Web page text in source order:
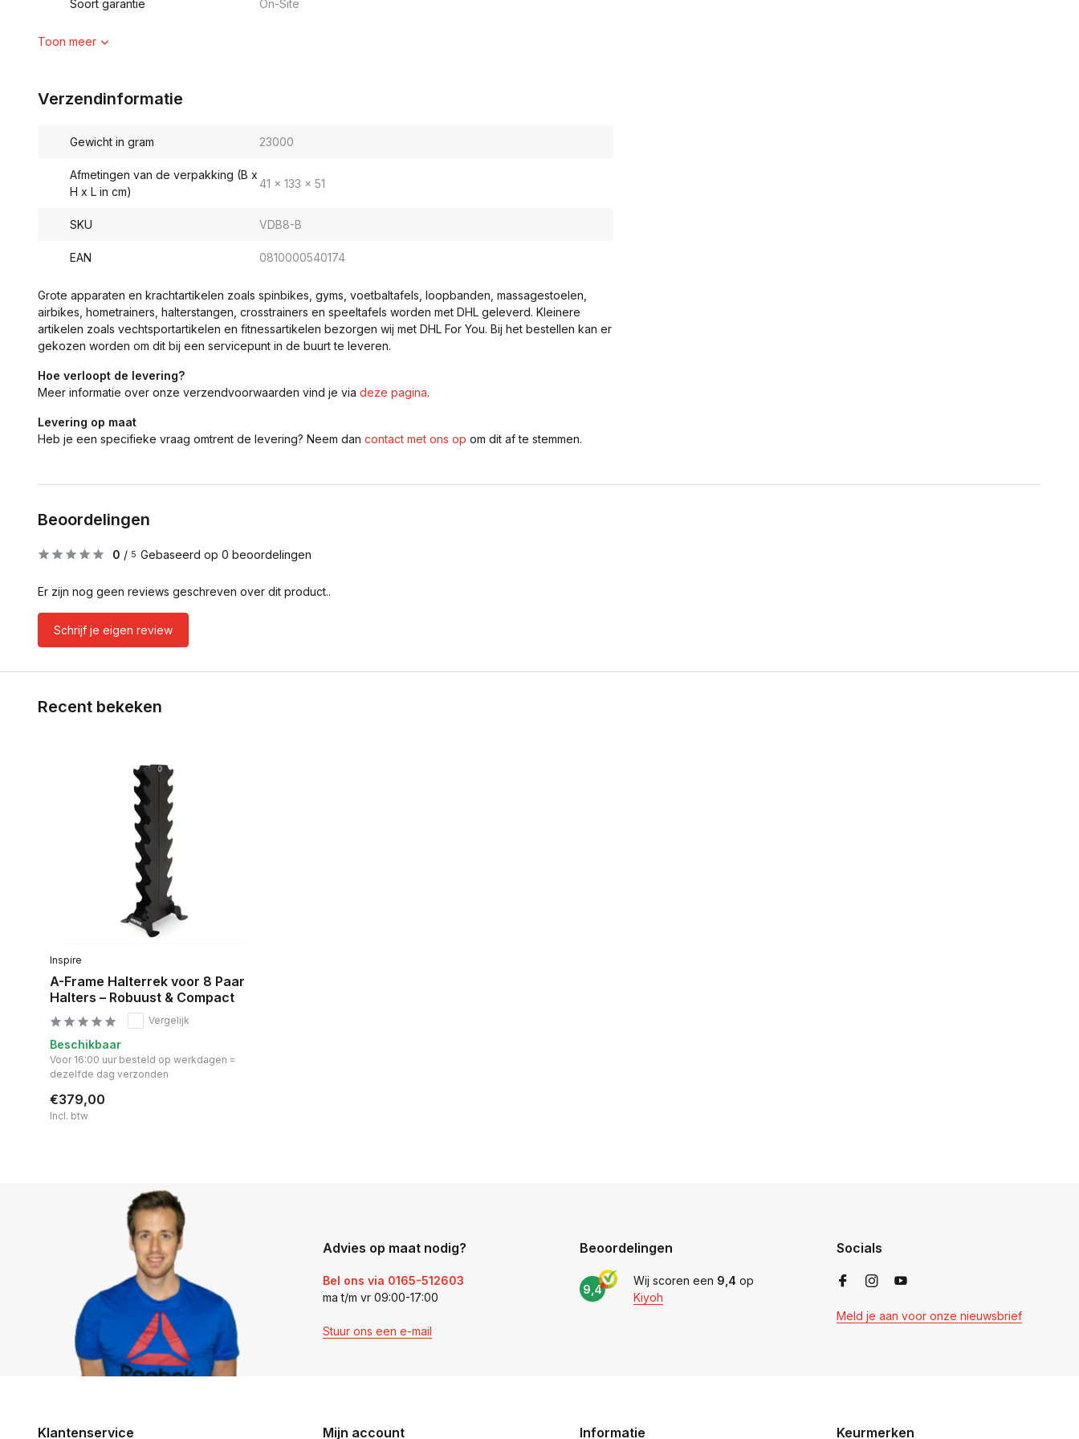
Soort garantie On-Site
Toon meer
Verzendinformatie
Gewicht in gram 23000
Afmetingen van de verpakking (B x
H x L in cm)
41 x 133 x 51
SKU VDB8-B
EAN 0810000540174
Grote apparaten en krachtartikelen zoals spinbikes, gyms, voetbaltafels, loopbanden, massagestoelen,
airbikes, hometrainers, halterstangen, crosstrainers en speeltafels worden met DHL geleverd. Kleinere
artikelen zoals vechtsportartikelen en fitnessartikelen bezorgen wij met DHL For You. Bij het bestellen kan er
gekozen worden om dit bij een servicepunt in de buurt te leveren.
Hoe verloopt de levering?
Meer informatie over onze verzendvoorwaarden vind je via deze pagina.
Levering op maat
Heb je een specifieke vraag omtrent de levering? Neem dan contact met ons op om dit af te stemmen.
Beoordelingen
0 / 5 Gebaseerd op 0 beoordelingen
Er zijn nog geen reviews geschreven over dit product..
Schrijf je eigen review
Recent bekeken
Inspire
A-Frame Halterrek voor 8 Paar
Halters – Robuust & Compact
Vergelijk
Beschikbaar
Voor 16:00 uur besteld op werkdagen =
dezelfde dag verzonden
€379,00
Incl. btw
Advies op maat nodig?
Bel ons via 0165-512603
ma t/m vr 09:00-17:00
Stuur ons een e-mail
Beoordelingen
9,4
Wij scoren een 9,4 op
Kiyoh
Socials
Meld je aan voor onze nieuwsbrief
Klantenservice Mijn account Informatie Keurmerken